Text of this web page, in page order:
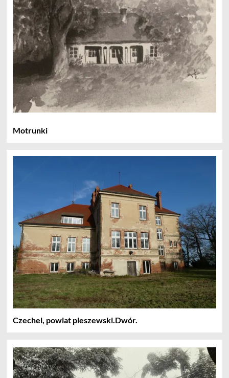
Motrunki
Czechel, powiat pleszewski.Dwór.